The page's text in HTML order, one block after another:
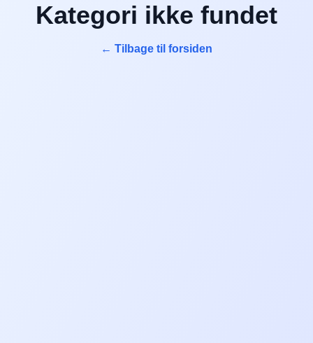
Kategori ikke fundet
← Tilbage til forsiden